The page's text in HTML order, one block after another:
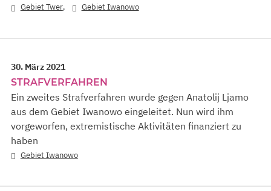
Gebiet Twer, Gebiet Iwanowo
30. März 2021
STRAFVERFAHREN
Ein zweites Strafverfahren wurde gegen Anatolij Ljamo
aus dem Gebiet Iwanowo eingeleitet. Nun wird ihm
vorgeworfen, extremistische Aktivitäten finanziert zu
haben
Gebiet Iwanowo